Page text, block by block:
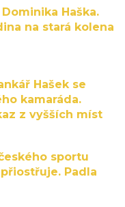
Haška.
na stará kolena
Hašek se
kamaráda.
z vyšších míst
sportu
Padla